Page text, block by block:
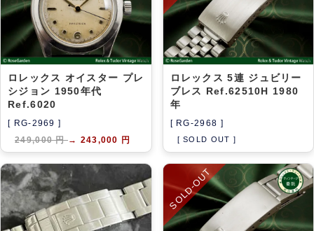
ロレックス オイスター プレ
シジョン 1950年代
Ref.6020
[ RG-2969 ]
249,000 円→ 243,000 円
ロレックス 5連 ジュビリー
ブレス Ref.62510H 1980
年
[ RG-2968 ]
[ SOLD OUT ]
SOLD-OUT